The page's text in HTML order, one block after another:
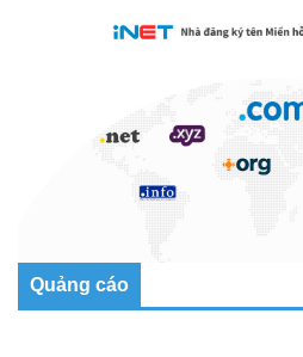
Quảng cáo